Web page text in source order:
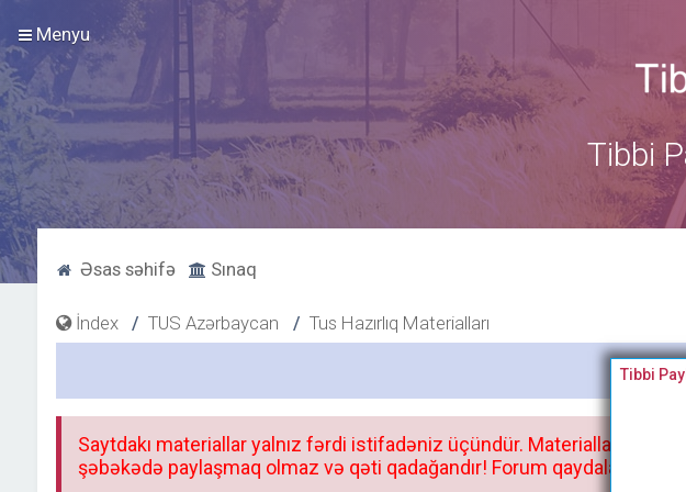
Menyu
Tibbi
Əsas səhifə Sınaq
İndex TUS Azərbaycan Tus Hazırlıq Materialları
Tibbi
Saytdakı materiallar yalnız fərdi istifadəniz üçündür. Materialları
şəbəkədə paylaşmaq olmaz və qəti qadağandır! Forum qaydaları ilə